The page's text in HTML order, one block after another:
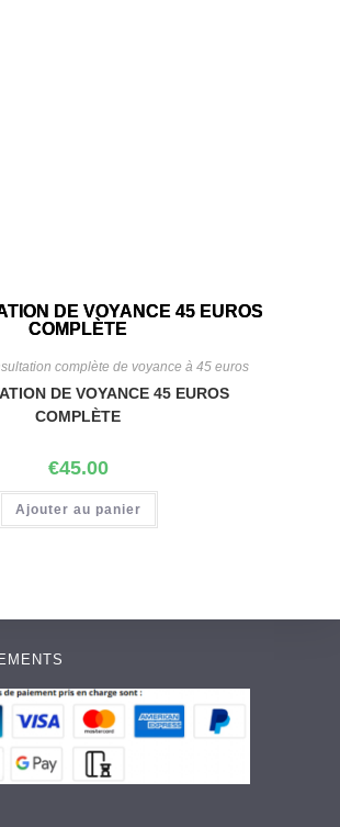
complète de voyance à 45 euros
DE VOYANCE 45 EUROS
COMPLÈTE
€45.00
Ajouter au panier